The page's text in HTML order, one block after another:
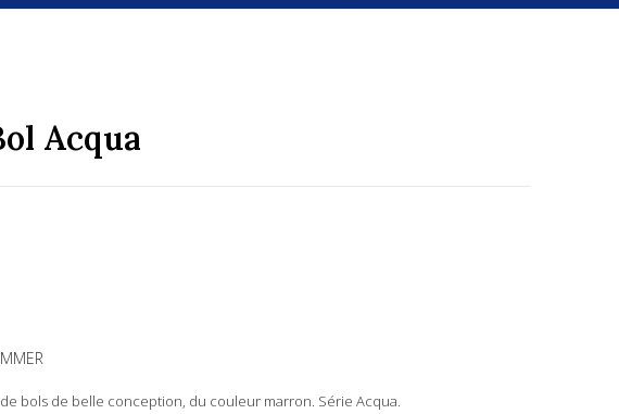
Acqua
bols de belle conception, du couleur marron. Série Acqua.